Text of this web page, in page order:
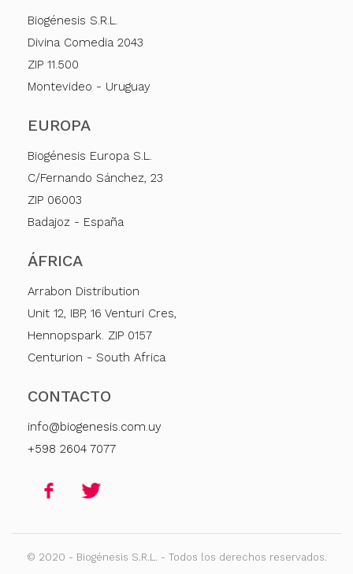
Biogénesis S.R.L.
Divina Comedia 2043
ZIP 11.500
Montevideo - Uruguay
EUROPA
Biogénesis Europa S.L.
C/Fernando Sánchez, 23
ZIP 06003
Badajoz - España
ÁFRICA
Arrabon Distribution
Unit 12, IBP, 16 Venturi Cres,
Hennopspark. ZIP 0157
Centurion - South Africa
CONTACTO
info@biogenesis.com.uy
+598 2604 7077
© 2020 - Biogénesis S.R.L. - Todos los derechos reservados.